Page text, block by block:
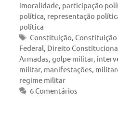
imoralidade, participação
política, representação
política
Tags
Constituição,
Federal, Direito
Armadas, golpe militar,
militar, manifestações,
regime militar
6 Comentários